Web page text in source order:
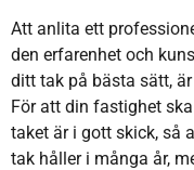
Att anlita ett
den erfarenhet och
ditt tak på bästa sätt,
För att din fastighet
taket är i gott skick, så
tak håller i många år,